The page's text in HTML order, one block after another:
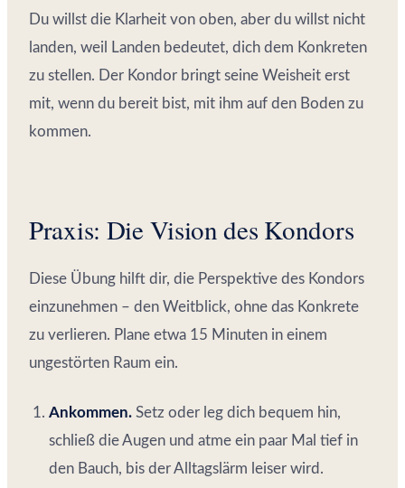
Du willst die Klarheit von oben, aber du willst nicht
landen, weil Landen bedeutet, dich dem Konkreten
zu stellen. Der Kondor bringt seine Weisheit erst
mit, wenn du bereit bist, mit ihm auf den Boden zu
kommen.
Praxis: Die Vision des Kondors
Diese Übung hilft dir, die Perspektive des Kondors
einzunehmen – den Weitblick, ohne das Konkrete
zu verlieren. Plane etwa 15 Minuten in einem
ungestörten Raum ein.
Ankommen. Setz oder leg dich bequem hin,
schließ die Augen und atme ein paar Mal tief in
den Bauch, bis der Alltagslärm leiser wird.